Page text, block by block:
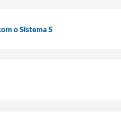
o Sistema S